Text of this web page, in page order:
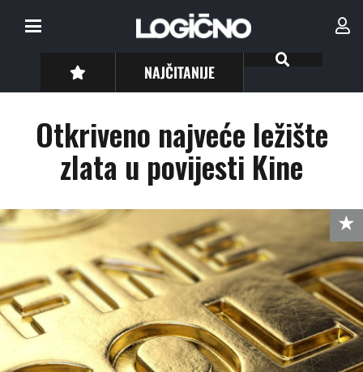
NAJČITANIJE
Otkriveno najveće ležište
zlata u povijesti Kine